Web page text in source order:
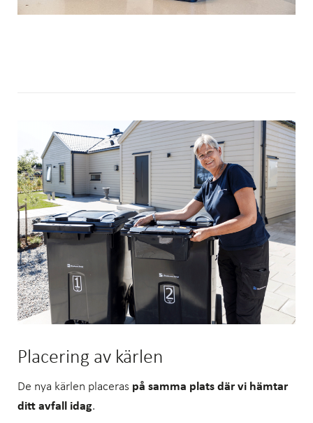
Placering av kärlen
De nya kärlen placeras på samma plats där vi hämtar
ditt avfall idag.